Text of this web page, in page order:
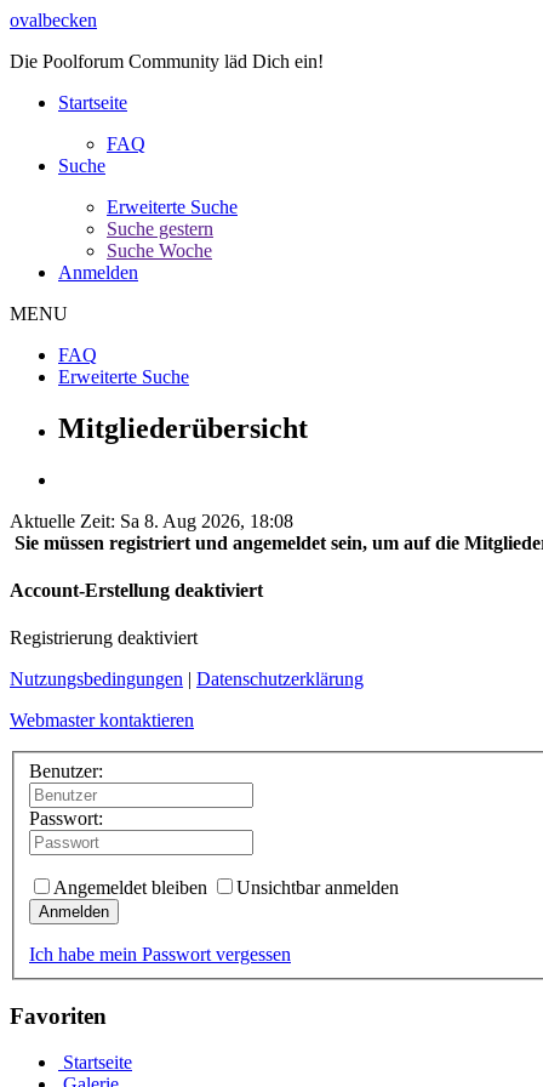
ovalbecken
Die Poolforum Community läd Dich ein!
Startseite
FAQ
Suche
Erweiterte Suche
Suche gestern
Suche Woche
Anmelden
MENU
FAQ
Erweiterte Suche
Mitgliederübersicht
Aktuelle Zeit: Sa 8. Aug 2026, 18:08
Sie müssen registriert und angemeldet sein, um auf die
Account-Erstellung deaktiviert
Registrierung deaktiviert
Nutzungsbedingungen | Datenschutzerklärung
Webmaster kontaktieren
Benutzer:
Passwort:
Angemeldet bleiben Unsichtbar anmelden
Anmelden
Ich habe mein Passwort vergessen
Favoriten
Startseite